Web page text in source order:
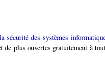
sécurité des systèmes
plus ouvertes gratuitement à